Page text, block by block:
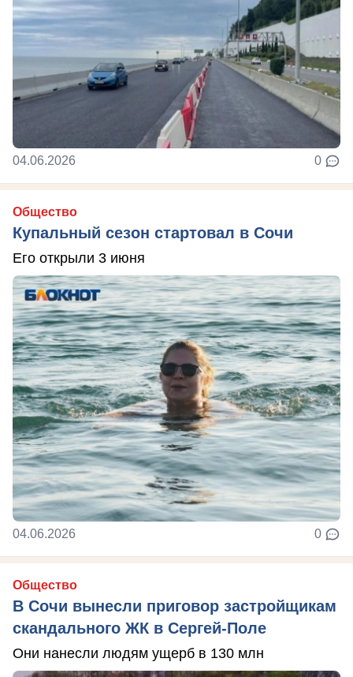
04.06.2026 0
Общество
Купальный сезон стартовал в Сочи
Его открыли 3 июня
04.06.2026 0
Общество
В Сочи вынесли приговор застройщикам
скандального ЖК в Сергей-Поле
Они нанесли людям ущерб в 130 млн